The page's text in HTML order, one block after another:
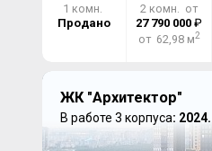
1 комн.
Продано
2 комн. от
27 790 000 ₽
от 62,98 м2
ЖК "Архитектор"
В работе 3 корпуса: 2024.